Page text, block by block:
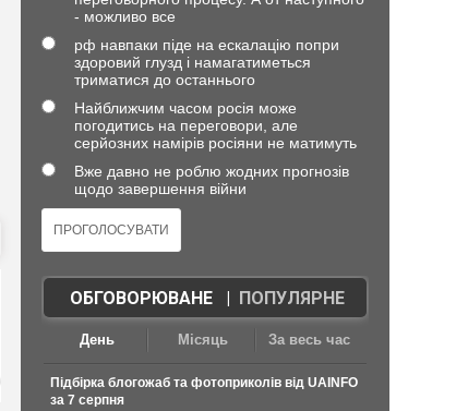
- можливо все
рф навпаки піде на ескалацію попри
здоровий глузд і намагатиметься
триматися до останнього
Найближчим часом росія може
погодитись на переговори, але
серйозних намірів росіяни не матимуть
Вже давно не роблю жодних прогнозів
щодо завершення війни
ОБГОВОРЮВАНЕ| ПОПУЛЯРНЕ
День Місяць За весь час
Підбірка блогожаб та фотоприколів від UAINFO
за 7 серпня